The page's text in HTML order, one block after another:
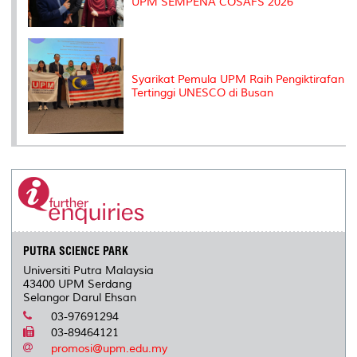
Syarikat Pemula UPM Raih Pengiktirafan
Tertinggi UNESCO di Busan
PUTRA SCIENCE PARK
Universiti Putra Malaysia
43400 UPM Serdang
Selangor Darul Ehsan
03-97691294
03-89464121
promosi@upm.edu.my